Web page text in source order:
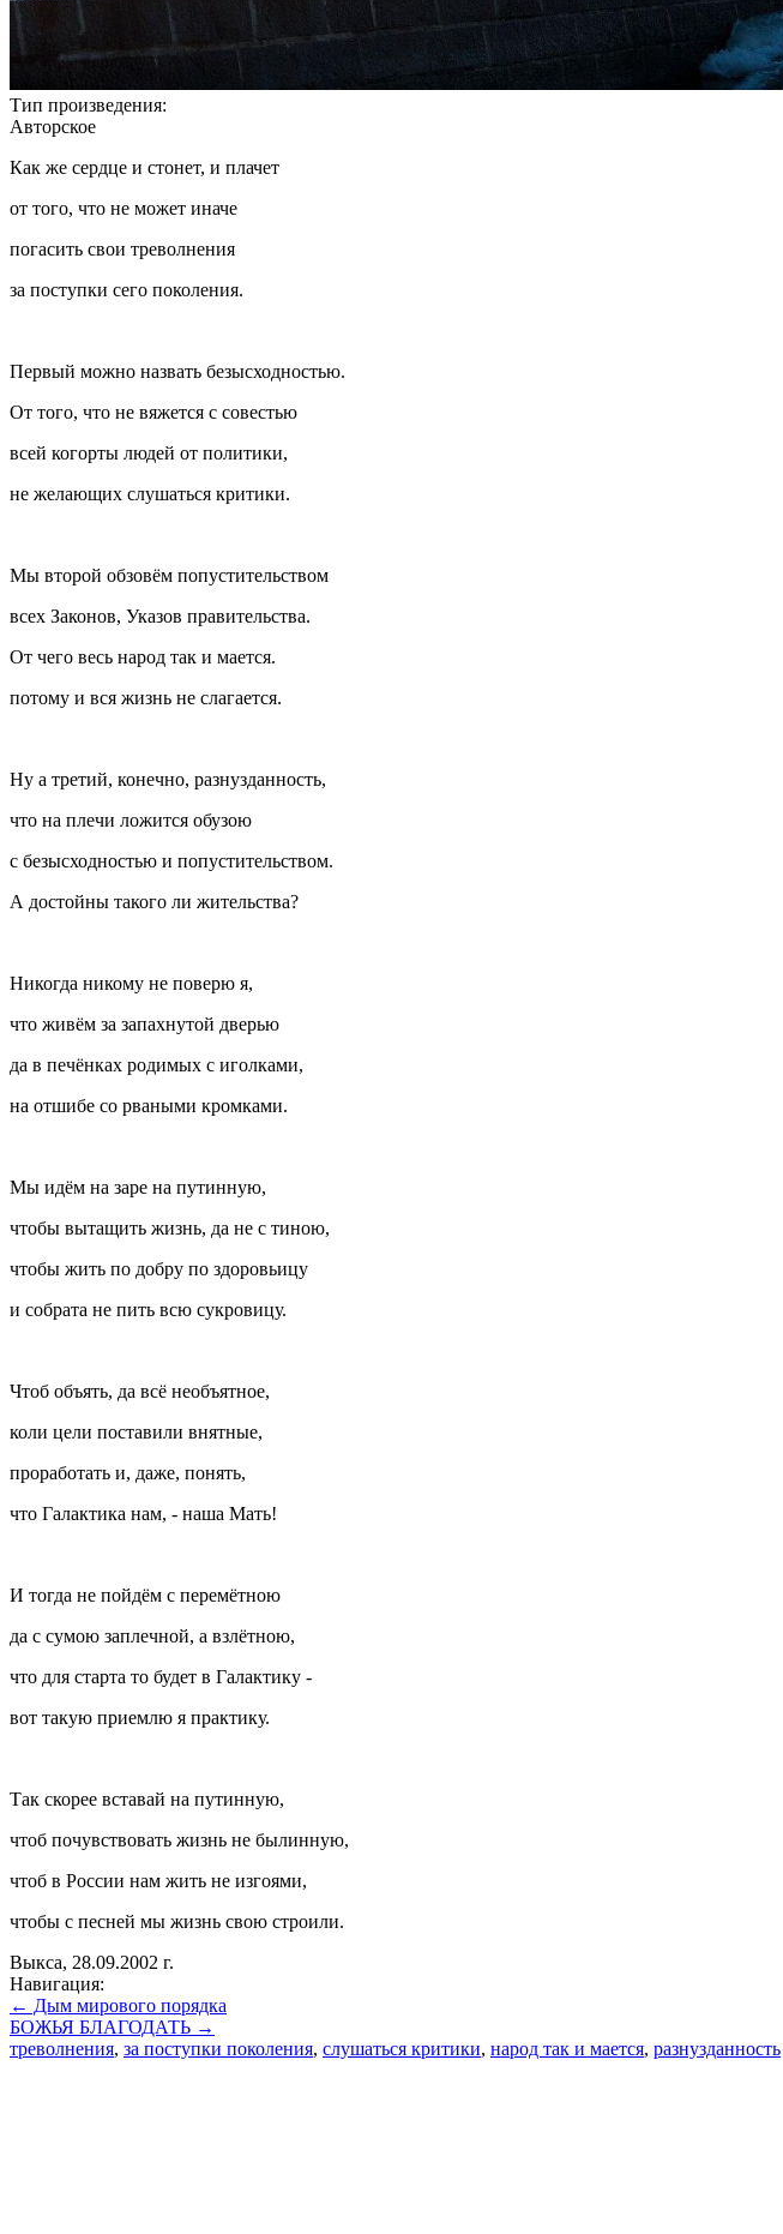
Тип произведения:
Авторское
Как же сердце и стонет, и плачет
от того, что не может иначе
погасить свои треволнения
за поступки сего поколения.
Первый можно назвать безысходностью.
От того, что не вяжется с совестью
всей когорты людей от политики,
не желающих слушаться критики.
Мы второй обзовём попустительством
всех Законов, Указов правительства.
От чего весь народ так и мается.
потому и вся жизнь не слагается.
Ну а третий, конечно, разнузданность,
что на плечи ложится обузою
с безысходностью и попустительством.
А достойны такого ли жительства?
Никогда никому не поверю я,
что живём за запахнутой дверью
да в печёнках родимых с иголками,
на отшибе со рваными кромками.
Мы идём на заре на путинную,
чтобы вытащить жизнь, да не с тиною,
чтобы жить по добру по здоровьицу
и собрата не пить всю сукровицу.
Чтоб объять, да всё необъятное,
коли цели поставили внятные,
проработать и, даже, понять,
что Галактика нам, - наша Мать!
И тогда не пойдём с перемётною
да с сумою заплечной, а взлётною,
что для старта то будет в Галактику -
вот такую приемлю я практику.
Так скорее вставай на путинную,
чтоб почувствовать жизнь не былинную,
чтоб в России нам жить не изгоями,
чтобы с песней мы жизнь свою строили.
Выкса, 28.09.2002 г.
Навигация:
← Дым мирового порядка
БОЖЬЯ БЛАГОДАТЬ →
треволнения, за поступки поколения, слушаться критики, народ так и мается, разнузданность